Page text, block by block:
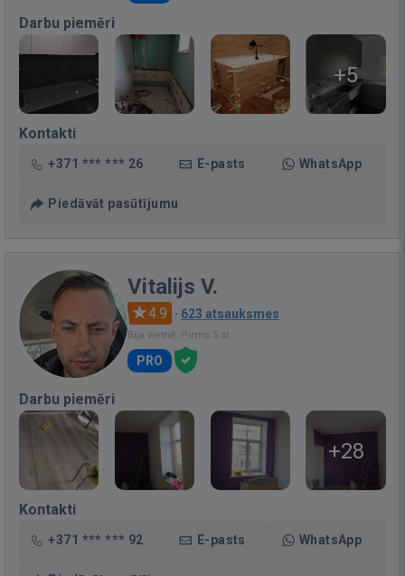
Darbu piemēri
+5
Kontakti
+371 *** *** 26 E-pasts WhatsApp
Piedāvāt pasūtījumu
Vitalijs V.
4.9 · 623 atsauksmes
Bija vietnē: Pirms 5 st.
PRO
Darbu piemēri
+28
Kontakti
+371 *** *** 92 E-pasts WhatsApp